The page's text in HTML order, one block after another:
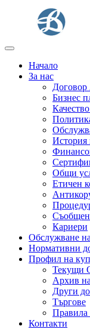
Начало
За нас
Бизнес
История
Общи
Етичен
Кариери
Обслужване
Нормативни
Профил на
Текущи
Архив
Други
Търгове
Правила
Контакти